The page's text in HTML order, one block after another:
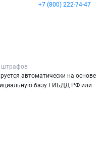
+7 (800) 222-74-47
штрафов
автоматически на основе
базу ГИБДД РФ или